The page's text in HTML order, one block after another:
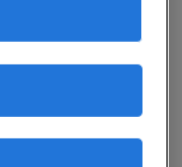
des
la
et